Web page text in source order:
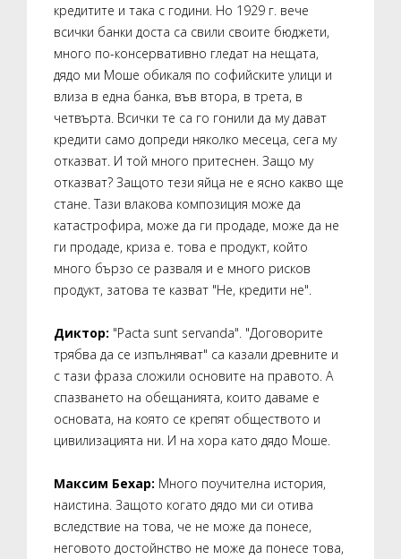
кредитите и така с години. Но 1929 г. вече
всички банки доста са свили своите бюджети,
много по-консервативно гледат на нещата,
дядо ми Моше обикаля по софийските улици и
влиза в една банка, във втора, в трета, в
четвърта. Всички те са го гонили да му дават
кредити само допреди няколко месеца, сега му
отказват. И той много притеснен. Защо му
отказват? Защото тези яйца не е ясно какво ще
стане. Тази влакова композиция може да
катастрофира, може да ги продаде, може да не
ги продаде, криза е. това е продукт, който
много бързо се разваля и е много рисков
продукт, затова те казват "Не, кредити не".
Диктор: "Pacta sunt servanda". "Договорите
трябва да се изпълняват" са казали древните и
с тази фраза сложили основите на правото. А
спазването на обещанията, които даваме е
основата, на която се крепят обществото и
цивилизацията ни. И на хора като дядо Моше.
Максим Бехар: Много поучителна история,
наистина. Защото когато дядо ми си отива
вследствие на това, че не може да понесе,
неговото достойнство не може да понесе това,